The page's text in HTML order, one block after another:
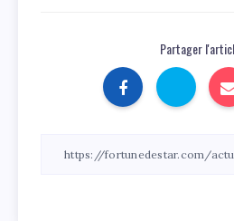
Partager